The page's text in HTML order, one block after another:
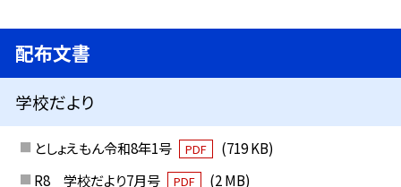
配布文書
学校だより
としょえもん令和8年1号 PDF
(719 KB)
R8 学校だより7月号
PDF
(2 MB)